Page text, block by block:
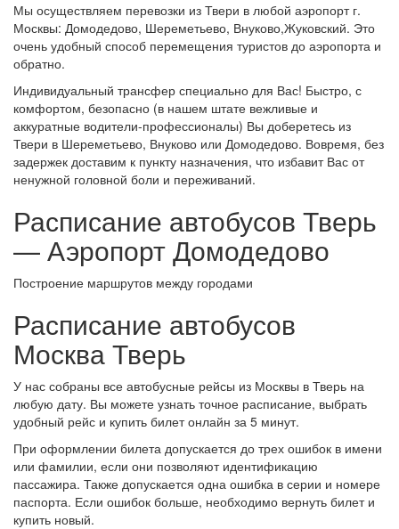
Мы осуществляем перевозки из Твери в любой аэропорт г.
Москвы: Домодедово, Шереметьево, Внуково,Жуковский. Это
очень удобный способ перемещения туристов до аэропорта и
обратно.
Индивидуальный трансфер специально для Вас! Быстро, с
комфортом, безопасно (в нашем штате вежливые и
аккуратные водители-профессионалы) Вы доберетесь из
Твери в Шереметьево, Внуково или Домодедово. Вовремя, без
задержек доставим к пункту назначения, что избавит Вас от
ненужной головной боли и переживаний.
Расписание автобусов Тверь
— Аэропорт Домодедово
Построение маршрутов между городами
Расписание автобусов
Москва Тверь
У нас собраны все автобусные рейсы из Москвы в Тверь на
любую дату. Вы можете узнать точное расписание, выбрать
удобный рейс и купить билет онлайн за 5 минут.
При оформлении билета допускается до трех ошибок в имени
или фамилии, если они позволяют идентификацию
пассажира. Также допускается одна ошибка в серии и номере
паспорта. Если ошибок больше, необходимо вернуть билет и
купить новый.